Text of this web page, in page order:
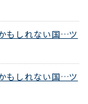
もしれない国…ツ
もしれない国…ツ